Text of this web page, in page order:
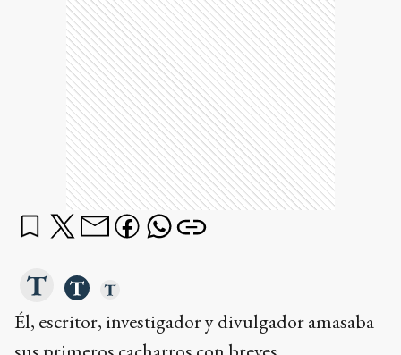
Él, escritor, investigador y divulgador amasaba